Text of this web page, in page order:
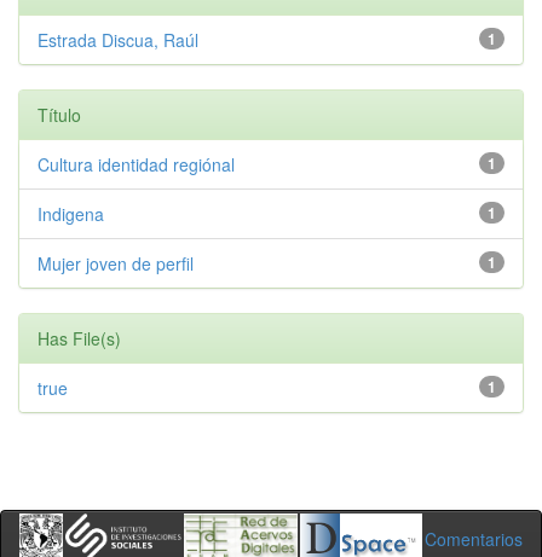
1
Estrada Discua, Raúl
Título
1
Cultura identidad regiónal
1
Indigena
1
Mujer joven de perfil
Has File(s)
1
true
Comentarios